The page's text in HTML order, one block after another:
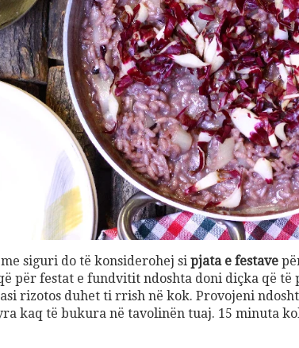
siguri do të konsiderohej si pjata e festave
për festat e fundvitit ndoshta doni diçka që
rizotos duhet ti rrish në kok. Provojeni
kaq të bukura në tavolinën tuaj. 15 minuta